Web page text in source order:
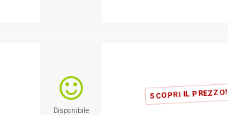
SCOPRI IL PREZZO!
Disponibile